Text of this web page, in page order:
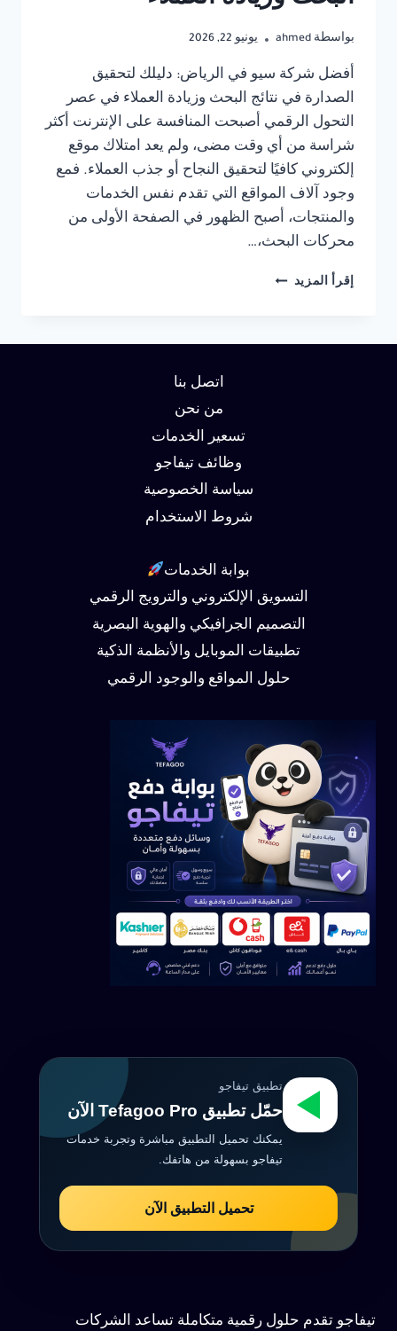
بواسطة ahmed يونيو 22, 2026
أفضل شركة سيو في الرياض: دليلك لتحقيق
الصدارة في نتائج البحث وزيادة العملاء في عصر
التحول الرقمي أصبحت المنافسة على الإنترنت أكثر
شراسة من أي وقت مضى، ولم يعد امتلاك موقع
إلكتروني كافيًا لتحقيق النجاح أو جذب العملاء. فمع
وجود آلاف المواقع التي تقدم نفس الخدمات
والمنتجات، أصبح الظهور في الصفحة الأولى من
محركات البحث،…
إقرأ المزيد شركة
اتصل بنا
من نحن
تسعير الخدمات
وظائف تيفاجو
سياسة الخصوصية
شروط الاستخدام
بوابة الخدمات
التسويق الإلكتروني والترويج الرقمي
التصميم الجرافيكي والهوية البصرية
تطبيقات الموبايل والأنظمة الذكية
حلول المواقع والوجود الرقمي
تطبيق تيفاجو
حمّل تطبيق Tefagoo Pro الآن
يمكنك تحميل التطبيق مباشرة وتجربة خدمات
تيفاجو بسهولة من هاتفك.
تحميل التطبيق الآن
تيفاجو تقدم حلول رقمية متكاملة تساعد الشركات